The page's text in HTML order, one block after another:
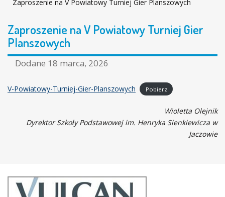
Zaproszenie na V Powiatowy Turniej Gier Planszowych
Zaproszenie na V Powiatowy Turniej Gier
Planszowych
Dodane 18 marca, 2026
V-Powiatowy-Turniej-Gier-Planszowych Pobierz
Wioletta Olejnik
Dyrektor Szkoły Podstawowej im. Henryka Sienkiewicza w
Jaczowie